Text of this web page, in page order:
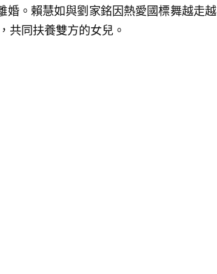
。賴慧如與劉家銘因熱愛國標舞越走越
共同扶養雙方的女兒。